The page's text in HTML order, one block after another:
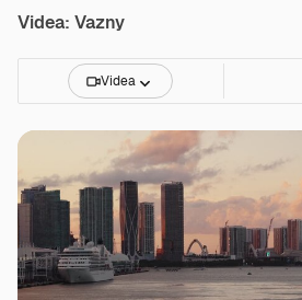
Videa: Vazny
Videa